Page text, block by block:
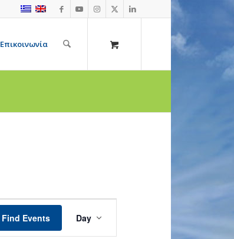
Επικοινωνία
Find Events
Views
Day